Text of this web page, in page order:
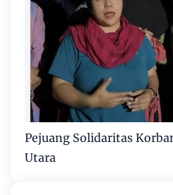
Pejuang Solidaritas
Utara